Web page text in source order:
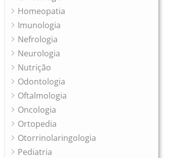
Homeopatia
Imunologia
Nefrologia
Neurologia
Nutrição
Odontologia
Oftalmologia
Oncologia
Ortopedia
Otorrinolaringologia
Pediatria